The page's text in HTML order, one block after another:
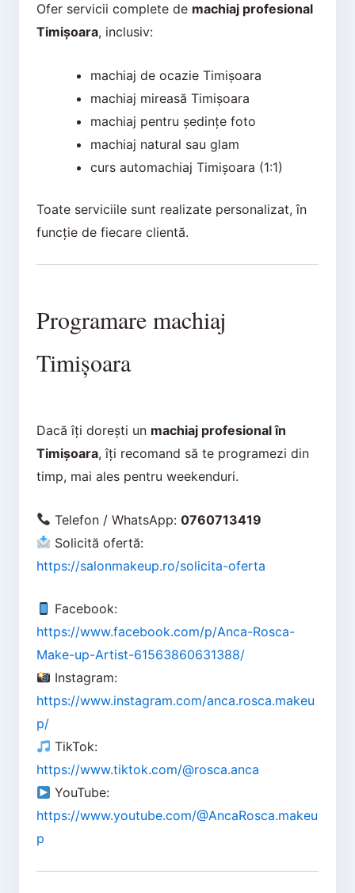
Ofer servicii complete de machiaj profesional
Timișoara, inclusiv:
machiaj de ocazie Timișoara
machiaj mireasă Timișoara
machiaj pentru ședințe foto
machiaj natural sau glam
curs automachiaj Timișoara (1:1)
Toate serviciile sunt realizate personalizat, în
funcție de fiecare clientă.
Programare machiaj
Timișoara
Dacă îți dorești un machiaj profesional în
Timișoara, îți recomand să te programezi din
timp, mai ales pentru weekenduri.
Telefon / WhatsApp:0760713419
Solicită ofertă:
https://salonmakeup.ro/solicita-oferta
Facebook:
https://www.facebook.com/p/Anca-Rosca-
Make-up-Artist-61563860631388/
Instagram:
https://www.instagram.com/anca.rosca.makeu
p/
TikTok:
https://www.tiktok.com/@rosca.anca
YouTube:
https://www.youtube.com/@AncaRosca.makeu
p